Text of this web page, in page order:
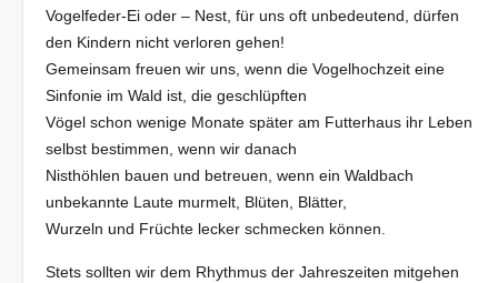
Vogelfeder-Ei oder – Nest, für uns oft unbedeutend, dürfen
den Kindern nicht verloren gehen!
Gemeinsam freuen wir uns, wenn die Vogelhochzeit eine
Sinfonie im Wald ist, die geschlüpften
Vögel schon wenige Monate später am Futterhaus ihr Leben
selbst bestimmen, wenn wir danach
Nisthöhlen bauen und betreuen, wenn ein Waldbach
unbekannte Laute murmelt, Blüten, Blätter,
Wurzeln und Früchte lecker schmecken können.
Stets sollten wir dem Rhythmus der Jahreszeiten mitgehen